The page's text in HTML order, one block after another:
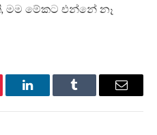
මම මේකට එන්නේ නෑ
LinkedInTumblr Email